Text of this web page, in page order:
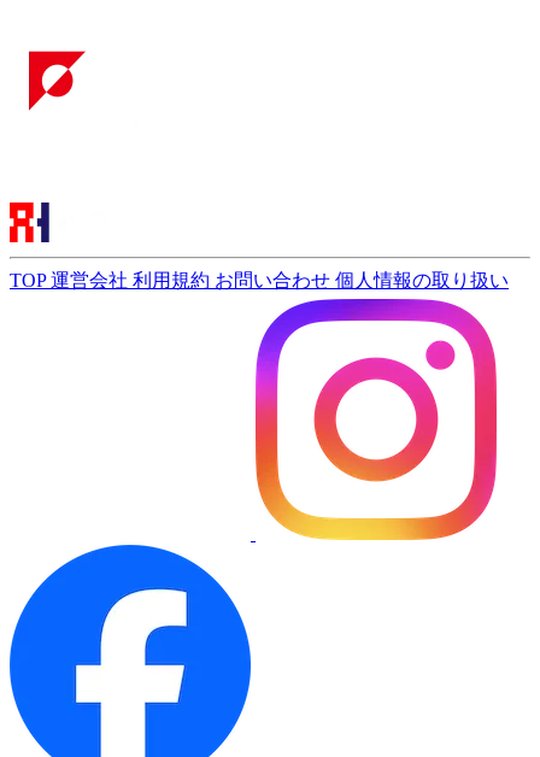
TOP運営会社 利用規約 お問い合わせ 個人情報の取り扱い